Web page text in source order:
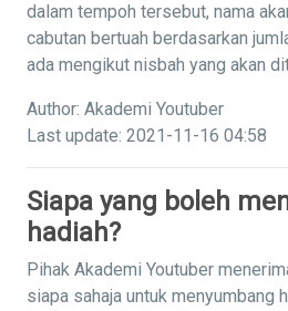
dalam tempoh tersebut, nama
cabutan bertuah berdasarkan
ada mengikut nisbah yang akan
Author: Akademi Youtuber
Last update: 2021-11-16 04:58
Siapa yang boleh
hadiah?
Pihak Akademi Youtuber
siapa sahaja untuk menyumbang